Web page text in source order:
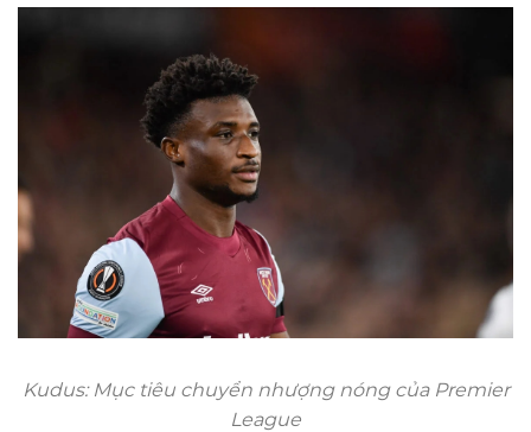
Kudus: Mục tiêu chuyển nhượng nóng của Premier
League